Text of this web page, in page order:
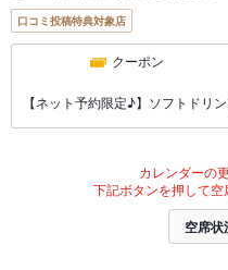
口コミ投稿特典対象店
クーポン
【ネット予約限定♪】ソフトドリ
カレンダーの
下記ボタンを押して空
空席状